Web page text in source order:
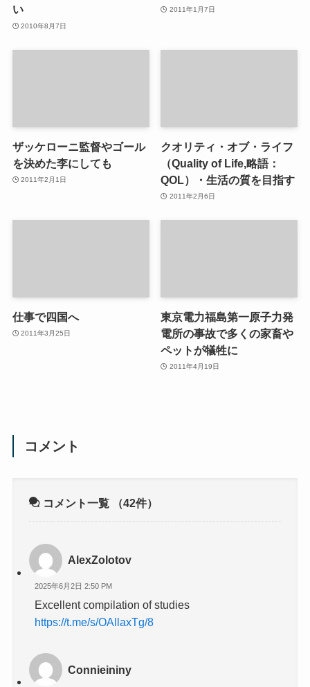
い
2010年8月7日
2011年1月7日
ザッケローニ監督やゴール
を決めた李にしても
2011年2月1日
クオリティ・オブ・ライフ
（Quality of Life,略語：
QOL）・生活の質を目指す
2011年2月6日
仕事で四国へ
2011年3月25日
東京電力福島第一原子力発
電所の事故で多くの家畜や
ペットが犠牲に
2011年4月19日
コメント
コメント一覧 （42件）
AlexZolotov
2025年6月2日 2:50 PM
Excellent compilation of studies
https://t.me/s/OAllaxTg/8
Connieininy